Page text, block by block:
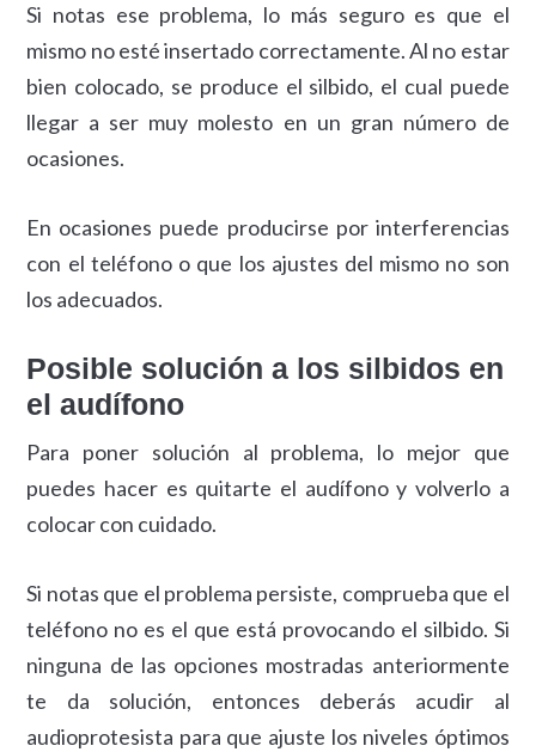
Si notas ese problema, lo más seguro es que el
mismo no esté insertado correctamente. Al no estar
bien colocado, se produce el silbido, el cual puede
llegar a ser muy molesto en un gran número de
ocasiones.
En ocasiones puede producirse por interferencias
con el teléfono o que los ajustes del mismo no son
los adecuados.
Posible solución a los silbidos en
el audífono
Para poner solución al problema, lo mejor que
puedes hacer es quitarte el audífono y volverlo a
colocar con cuidado.
Si notas que el problema persiste, comprueba que el
teléfono no es el que está provocando el silbido. Si
ninguna de las opciones mostradas anteriormente
te da solución, entonces deberás acudir al
audioprotesista para que ajuste los niveles óptimos